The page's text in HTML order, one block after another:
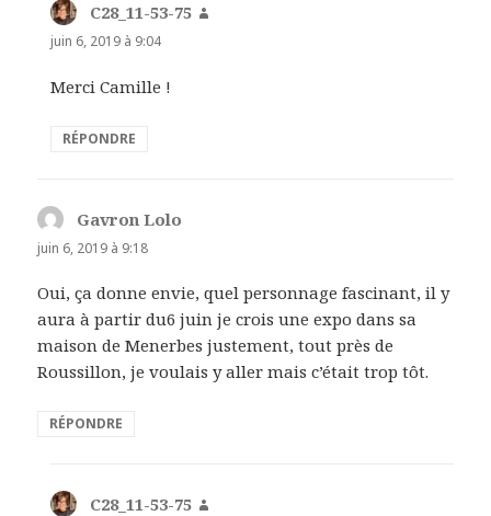
C28_11-53-75
juin 6, 2019 à 9:04
Merci Camille !
RÉPONDRE
Gavron Lolo
juin 6, 2019 à 9:18
Oui, ça donne envie, quel personnage fascinant, il y
aura à partir du6 juin je crois une expo dans sa
maison de Menerbes justement, tout près de
Roussillon, je voulais y aller mais c’était trop tôt.
RÉPONDRE
C28_11-53-75